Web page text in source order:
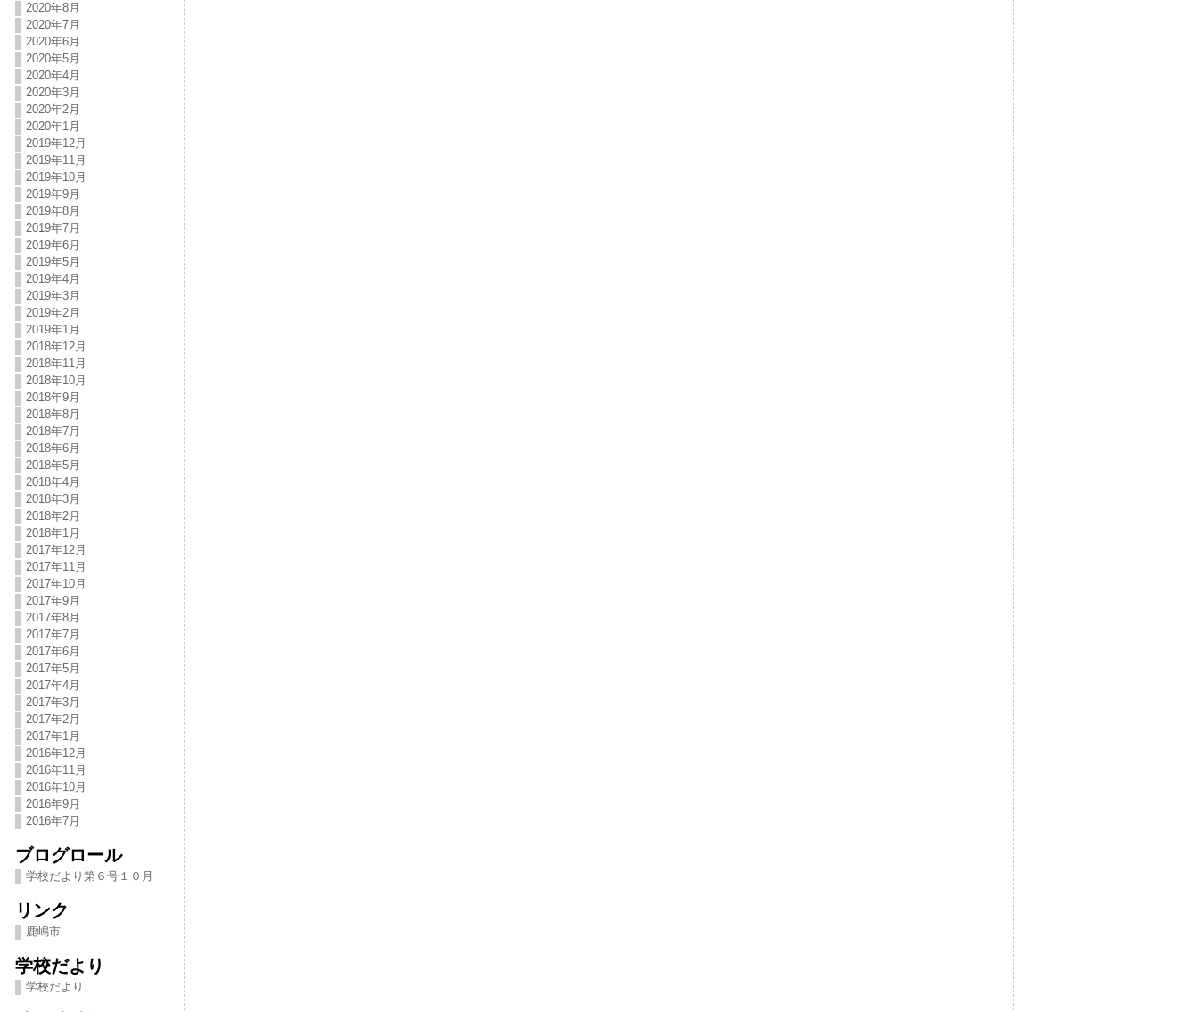
2020年8月
2020年7月
2020年6月
2020年5月
2020年4月
2020年3月
2020年2月
2020年1月
2019年12月
2019年11月
2019年10月
2019年9月
2019年8月
2019年7月
2019年6月
2019年5月
2019年4月
2019年3月
2019年2月
2019年1月
2018年12月
2018年11月
2018年10月
2018年9月
2018年8月
2018年7月
2018年6月
2018年5月
2018年4月
2018年3月
2018年2月
2018年1月
2017年12月
2017年11月
2017年10月
2017年9月
2017年8月
2017年7月
2017年6月
2017年5月
2017年4月
2017年3月
2017年2月
2017年1月
2016年12月
2016年11月
2016年10月
2016年9月
2016年7月
ブログロール
学校だより第６号１０月
リンク
鹿嶋市
学校だより
学校だより